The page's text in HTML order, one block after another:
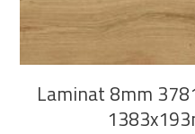
Laminat 8mm